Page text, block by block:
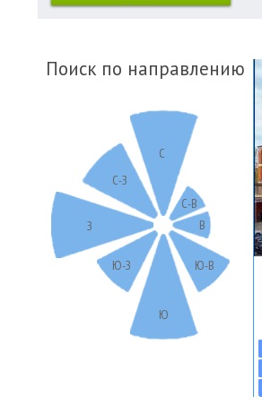
Поиск по направлению
С
С-В
В
Ю-В
Ю
Ю-З
З
С-З